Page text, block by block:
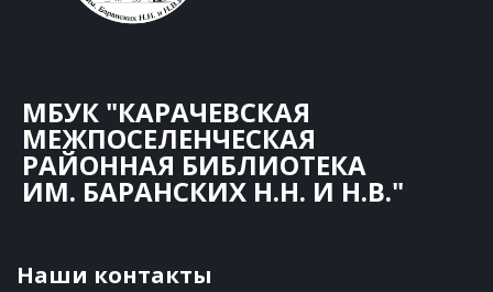
МБУК "КАРАЧЕВСКАЯ
МЕЖПОСЕЛЕНЧЕСКАЯ
РАЙОННАЯ БИБЛИОТЕКА
ИМ. БАРАНСКИХ Н.Н. И Н.В."
Наши контакты